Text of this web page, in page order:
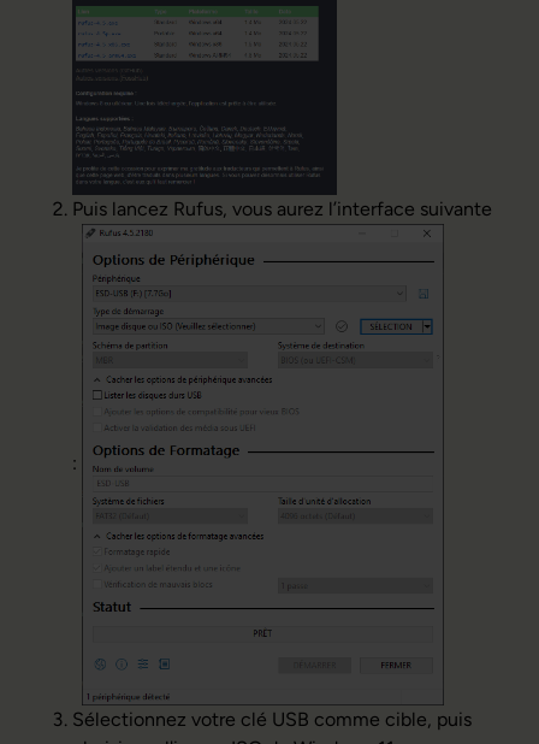
Puis lancez Rufus, vous aurez l’interface suivante
:
Sélectionnez votre clé USB comme cible, puis